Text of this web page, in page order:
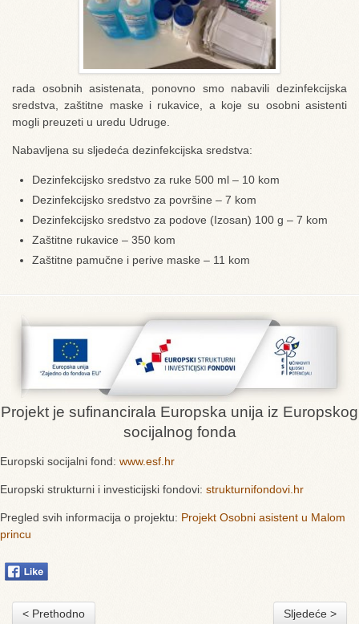
rada osobnih asistenata, ponovno smo nabavili dezinfekcijska
sredstva, zaštitne maske i rukavice, a koje su osobni asistenti
mogli preuzeti u uredu Udruge.
Nabavljena su sljedeća dezinfekcijska sredstva:
Dezinfekcijsko sredstvo za ruke 500 ml – 10 kom
Dezinfekcijsko sredstvo za površine – 7 kom
Dezinfekcijsko sredstvo za podove (Izosan) 100 g – 7 kom
Zaštitne rukavice – 350 kom
Zaštitne pamučne i perive maske – 11 kom
Projekt je sufinancirala Europska unija iz Europskog
socijalnog fonda
Europski socijalni fond: www.esf.hr
Europski strukturni i investicijski fondovi: strukturnifondovi.hr
Pregled svih informacija o projektu: Projekt Osobni asistent u Malom
princu
< Prethodno Sljedeće >